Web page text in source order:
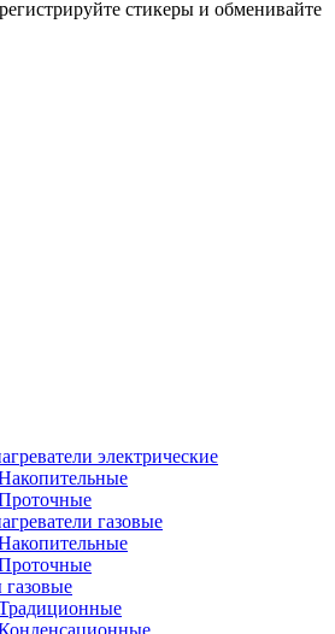
стикеры и обменивайте
электрические
газовые